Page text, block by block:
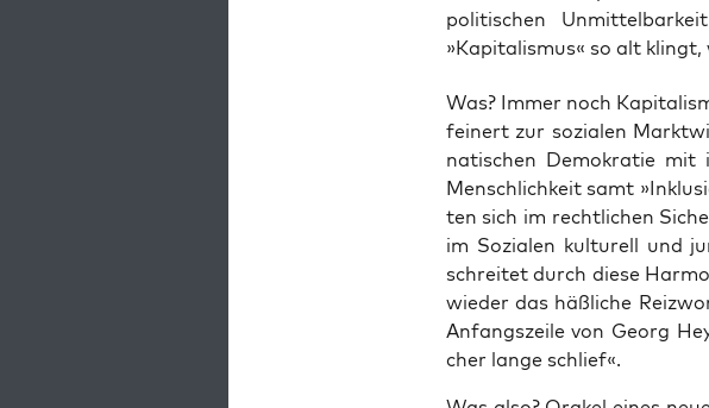
politischen
»Kapitalismus« so alt
Was? Immer noch
fei­nert zur sozia­len
na­ti­schen Demo­kra­tie mit
Mensch­lich­keit samt
ten sich im recht­li­chen
im Sozia­len kul­tu­rell und
schrei­tet durch die­se
wie­der das häß­li­che
Anfangs­zei­le von Georg
cher lan­ge schlief«.